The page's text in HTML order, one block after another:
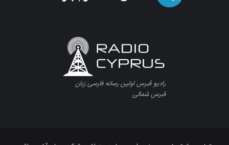
رادیو قبرس اولین رسانه فارسی زبان
قبرس شمالی